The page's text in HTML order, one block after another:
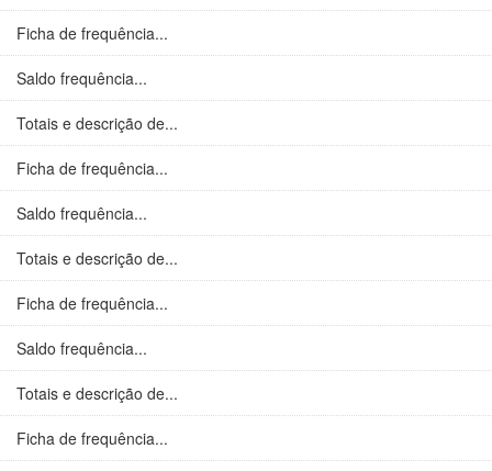
Ficha de frequência...
Saldo frequência...
Totais e descrição de...
Ficha de frequência...
Saldo frequência...
Totais e descrição de...
Ficha de frequência...
Saldo frequência...
Totais e descrição de...
Ficha de frequência...